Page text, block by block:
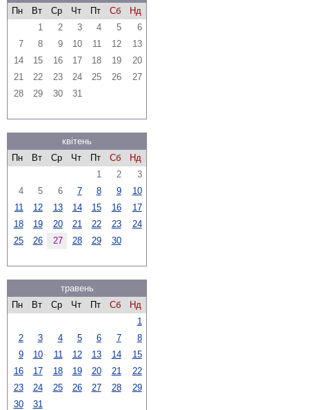
Пн
Вт Ср Чт Пт Сб
Нд
1
2 3 4 5
6
7
8 9 10 11 12
13
14
15 16 17 18 19
20
21
22 23 24 25 26
27
28
29 30 31
квітень
Пн
Вт Ср Чт Пт Сб
Нд
1
2
3
4
5 6 7 8 9
10
11
12 13 14 15 16
17
18
19 20 21 22 23
24
25
26 27 28 29 30
травень
Пн
Вт Ср Чт Пт Сб
Нд
1
2
3 4 5 6 7
8
9
10 11 12 13 14
15
16
17 18 19 20 21
22
23
24 25 26 27 28
29
30
31